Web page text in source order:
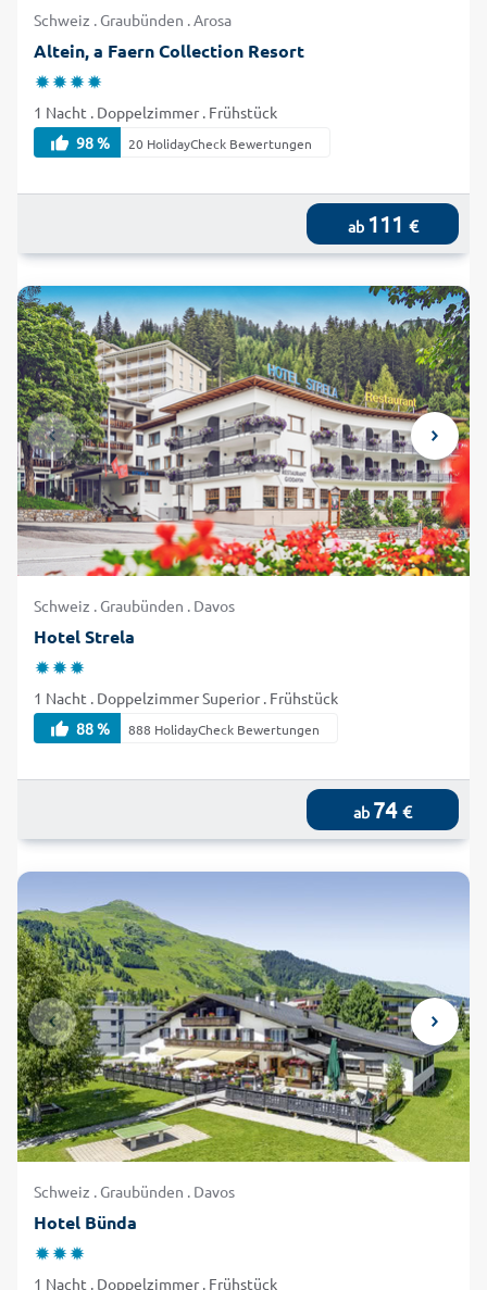
Schweiz . Graubünden . Arosa
Altein, a Faern Collection Resort
1 Nacht . Doppelzimmer . Frühstück
98 %
20 HolidayCheck Bewertungen
ab 111 €
Schweiz . Graubünden . Davos
Hotel Strela
1 Nacht . Doppelzimmer Superior . Frühstück
88 %
888 HolidayCheck Bewertungen
ab 74 €
Schweiz . Graubünden . Davos
Hotel Bünda
1 Nacht . Doppelzimmer . Frühstück